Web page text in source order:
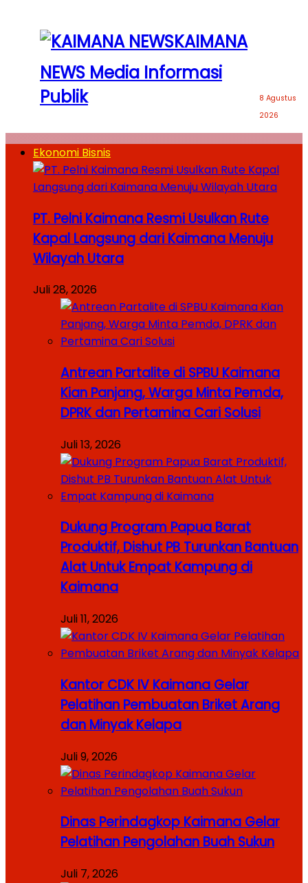
KAIMANA
NEWS Media Informasi
Publik
8 Agustus
2026
Ekonomi Bisnis
PT. Pelni Kaimana Resmi Usulkan Rute
Kapal Langsung dari Kaimana Menuju
Wilayah Utara
Juli 28, 2026
Antrean Partalite di SPBU Kaimana
Kian Panjang, Warga Minta Pemda,
DPRK dan Pertamina Cari Solusi
Juli 13, 2026
Dukung Program Papua Barat
Produktif, Dishut PB Turunkan Bantuan
Alat Untuk Empat Kampung di
Kaimana
Juli 11, 2026
Kantor CDK IV Kaimana Gelar
Pelatihan Pembuatan Briket Arang
dan Minyak Kelapa
Juli 9, 2026
Dinas Perindagkop Kaimana Gelar
Pelatihan Pengolahan Buah Sukun
Juli 7, 2026